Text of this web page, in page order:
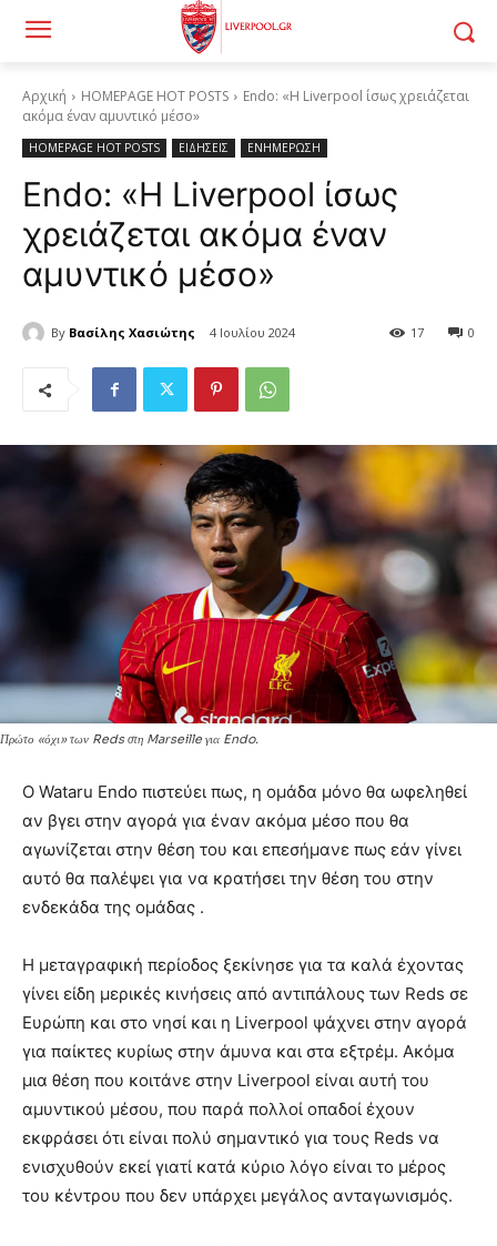
Αρχική HOMEPAGE HOT POSTS
Endo: «Η Liverpool ίσως χρειάζεται
ακόμα έναν αμυντικό μέσο»
HOMEPAGE HOT POSTS ΕΙΔΗΣΕΙΣ ΕΝΗΜΕΡΩΣΗ
Endo: «Η Liverpool ίσως
χρειάζεται ακόμα έναν
αμυντικό μέσο»
By Βασίλης Χασιώτης 4 Ιουλίου 2024 0
17
Πρώτο «όχι» των Reds στη Marseille για Endo.
Ο Wataru Endo πιστεύει πως, η ομάδα μόνο θα ωφεληθεί
αν βγει στην αγορά για έναν ακόμα μέσο που θα
αγωνίζεται στην θέση του και επεσήμανε πως εάν γίνει
αυτό θα παλέψει για να κρατήσει την θέση του στην
ενδεκάδα της ομάδας .
Η μεταγραφική περίοδος ξεκίνησε για τα καλά έχοντας
γίνει είδη μερικές κινήσεις από αντιπάλους των Reds σε
Ευρώπη και στο νησί και η Liverpool ψάχνει στην αγορά
για παίκτες κυρίως στην άμυνα και στα εξτρέμ. Ακόμα
μια θέση που κοιτάνε στην Liverpool είναι αυτή του
αμυντικού μέσου, που παρά πολλοί οπαδοί έχουν
εκφράσει ότι είναι πολύ σημαντικό για τους Reds να
ενισχυθούν εκεί γιατί κατά κύριο λόγο είναι το μέρος
του κέντρου που δεν υπάρχει μεγάλος ανταγωνισμός.